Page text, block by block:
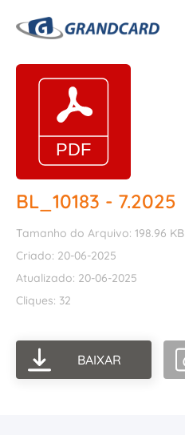
para
BL_10183 - 7.2025
Tamanho do Arquivo: 198.96 KB
Criado: 20-06-2025
Atualizado: 20-06-2025
Cliques: 32
BAIXAR